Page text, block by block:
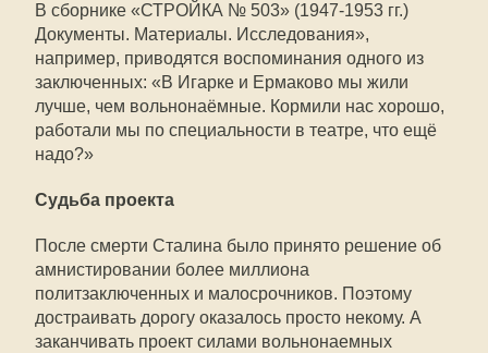
В сборнике «СТРОЙКА № 503» (1947-1953 гг.)
Документы. Материалы. Исследования»,
например, приводятся воспоминания одного из
заключенных: «В Игарке и Ермаково мы жили
лучше, чем вольнонаёмные. Кормили нас хорошо,
работали мы по специальности в театре, что ещё
надо?»
Судьба проекта
После смерти Сталина было принято решение об
амнистировании более миллиона
политзаключенных и малосрочников. Поэтому
достраивать дорогу оказалось просто некому. А
заканчивать проект силами вольнонаемных